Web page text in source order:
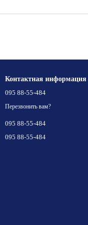
Контактная информация
095 88-55-484
Перезвонить вам?
095 88-55-484
095 88-55-484